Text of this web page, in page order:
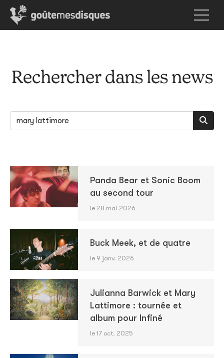
Rechercher dans les news
Panda Bear et Sonic Boom
au second tour
le 28 mai 2026
Buck Meek, et de quatre
le 9 janv. 2026
Julianna Barwick et Mary
Lattimore : tournée et
album pour Infiné
le 17 oct. 2025